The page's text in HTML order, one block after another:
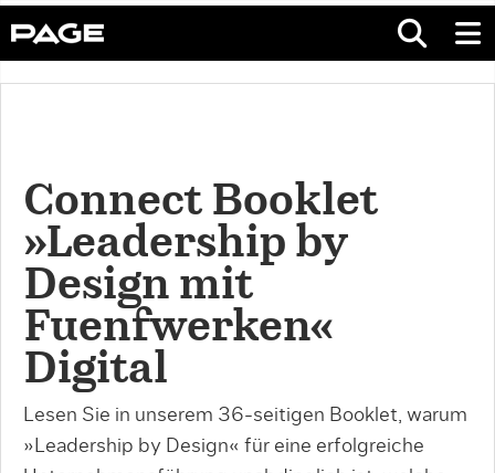
Connect Booklet
»Leadership by
Design mit
Fuenfwerken«
Digital
Lesen Sie in unserem 36-seitigen Booklet, warum
»Leadership by Design« für eine erfolgreiche